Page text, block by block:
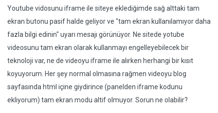
Youtube vidosunu iframe ile siteye eklediğimde sağ alttaki tam
ekran butonu pasif halde geliyor ve "tam ekran kullanılamıyor daha
fazla bilgi edinin" uyarı mesajı görünüyor. Ne sitede yotube
videosunu tam ekran olarak kullanmayı engelleyebilecek bir
teknoloji var, ne de videoyu iframe ile alırken herhangi bir kısıt
koyuyorum. Her şey normal olmasına rağmen videoyu blog
sayfasında html içine giydirince (panelden iframe kodunu
ekliyorum) tam ekran modu altif olmuyor. Sorun ne olabilir?